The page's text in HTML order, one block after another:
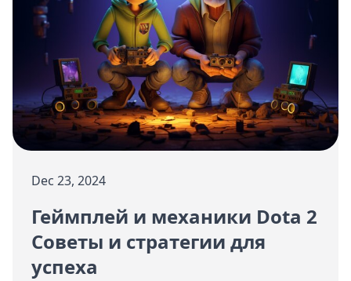
Dec 23, 2024
Геймплей и механики Dota 2
Советы и стратегии для
успеха